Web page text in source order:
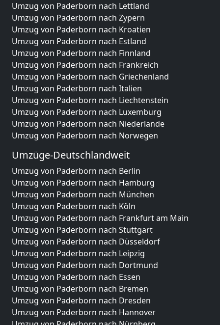
Umzug von Paderborn nach Lettland
Umzug von Paderborn nach Zypern
Umzug von Paderborn nach Kroatien
Umzug von Paderborn nach Estland
Umzug von Paderborn nach Finnland
Umzug von Paderborn nach Frankreich
Umzug von Paderborn nach Griechenland
Umzug von Paderborn nach Italien
Umzug von Paderborn nach Liechtenstein
Umzug von Paderborn nach Luxemburg
Umzug von Paderborn nach Niederlande
Umzug von Paderborn nach Norwegen
Umzüge-Deutschlandweit
Umzug von Paderborn nach Berlin
Umzug von Paderborn nach Hamburg
Umzug von Paderborn nach München
Umzug von Paderborn nach Köln
Umzug von Paderborn nach Frankfurt am Main
Umzug von Paderborn nach Stuttgart
Umzug von Paderborn nach Düsseldorf
Umzug von Paderborn nach Leipzig
Umzug von Paderborn nach Dortmund
Umzug von Paderborn nach Essen
Umzug von Paderborn nach Bremen
Umzug von Paderborn nach Dresden
Umzug von Paderborn nach Hannover